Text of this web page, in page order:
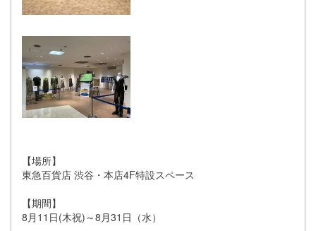
【場所】
東急百貨店 渋谷・本店4F特設スペース
【期間】
8月11日(木祝)～8月31日（水）